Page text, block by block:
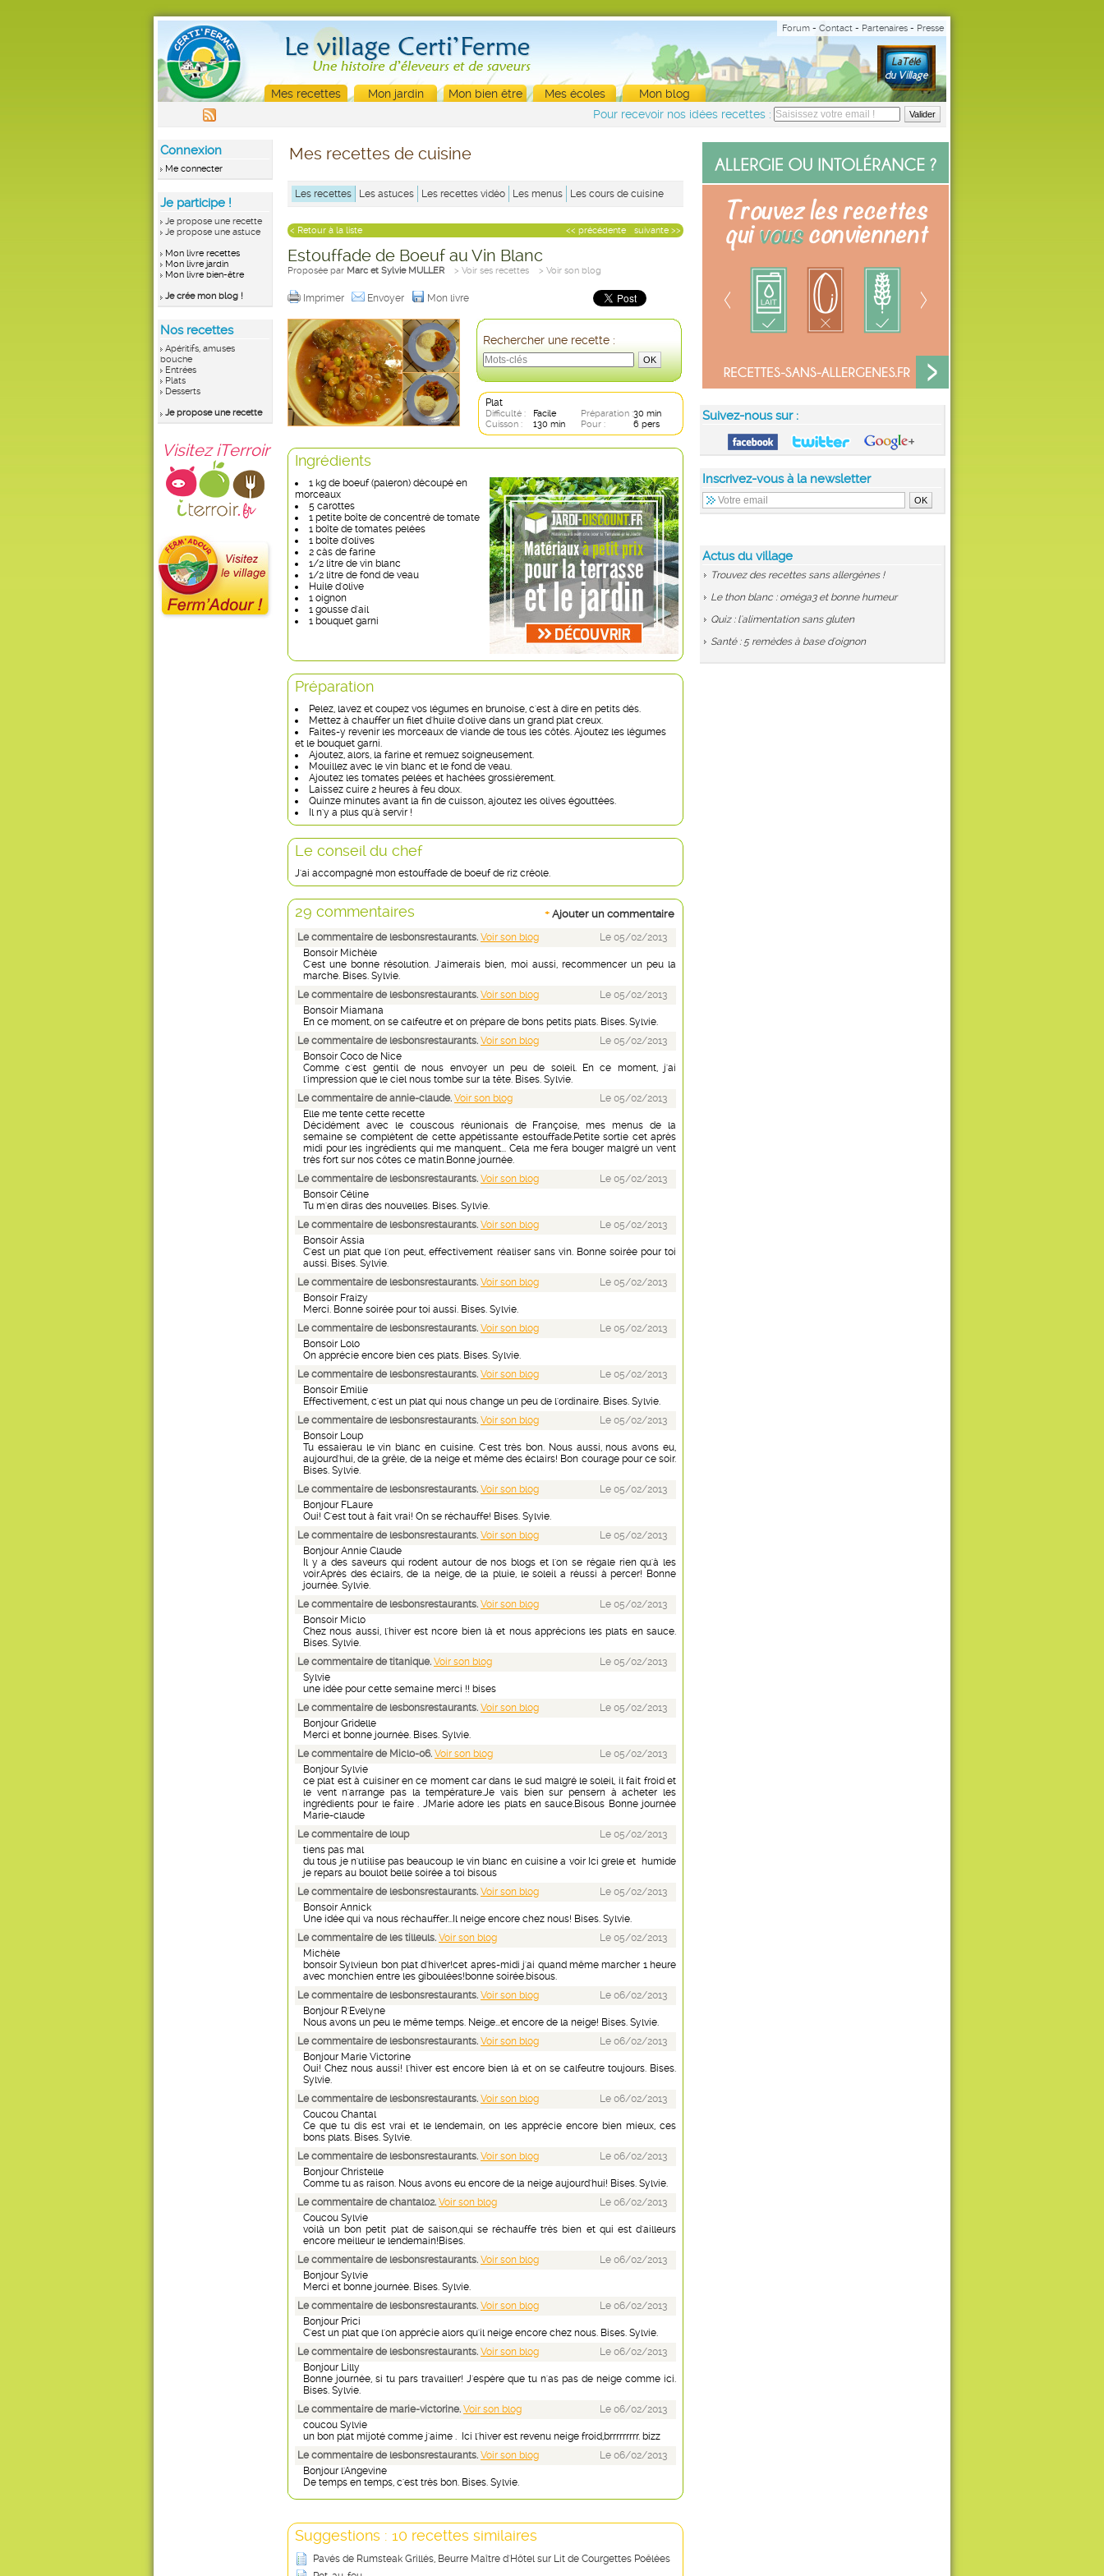
Forum - Contact - Partenaires - Presse
Mes recettes Mon jardin Mon bien être Mes écoles
Mon blog
Pour recevoir nos idées recettes :
Connexion
Me connecter
Je participe !
Je propose une recette
Je propose une astuce
Mon livre recettes
Mon livre jardin
Mon livre bien-être
Je crée mon blog !
Nos recettes
Apéritifs, amuses
bouche
Entrées
Plats
Desserts
Je propose une recette
Visitez iTerroir
Suivez-nous sur :
Inscrivez-vous à la newsletter
Actus du village
Trouvez des recettes sans allergènes !
Le thon blanc : oméga3 et bonne humeur
Quiz : l'alimentation sans gluten
Santé : 5 remèdes à base d'oignon
Mes recettes de cuisine
Les recettes Les astuces Les recettes vidéo Les menus Les cours de cuisine
suivante >>
<< précédente
< Retour à la liste
Estouffade de Boeuf au Vin Blanc
Proposée par Marc et Sylvie MULLER > Voir ses recettes > Voir son blog
Imprimer Envoyer Mon livre
Rechercher une recette :
Plat
Difficulté : Facile Préparation :30 min
Cuisson :
130 min Pour : 6 pers
Ingrédients
1 kg de boeuf (paleron) découpé en
morceaux
5 carottes
1 petite boîte de concentré de tomate
1 boîte de tomates pelées
1 boîte d'olives
2 càs de farine
1/2 litre de vin blanc
1/2 litre de fond de veau
Huile d'olive
1 oignon
1 gousse d'ail
1 bouquet garni
Préparation
Pelez, lavez et coupez vos légumes en brunoise, c'est à dire en petits dés.
Mettez à chauffer un filet d'huile d'olive dans un grand plat creux.
Faites-y revenir les morceaux de viande de tous les côtés. Ajoutez les légumes
et le bouquet garni.
Ajoutez, alors, la farine et remuez soigneusement.
Mouillez avec le vin blanc et le fond de veau.
Ajoutez les tomates pelées et hachées grossièrement.
Laissez cuire 2 heures à feu doux.
Quinze minutes avant la fin de cuisson, ajoutez les olives égouttées.
Il n'y a plus qu'à servir !
Le conseil du chef
J'ai accompagné mon estouffade de boeuf de riz créole.
+ Ajouter un commentaire
29 commentaires
Le commentaire de lesbonsrestaurants. Voir son blog
Le 05/02/2013
Bonsoir Michèle
C'est une bonne résolution. J'aimerais bien, moi aussi, recommencer un peu la
marche. Bises. Sylvie.
Le commentaire de lesbonsrestaurants. Voir son blog
Le 05/02/2013
Bonsoir Miamana
En ce moment, on se calfeutre et on prépare de bons petits plats. Bises. Sylvie.
Le commentaire de lesbonsrestaurants. Voir son blog
Le 05/02/2013
Bonsoir Coco de Nice
Comme c'est gentil de nous envoyer un peu de soleil. En ce moment, j'ai
l'impression que le ciel nous tombe sur la tête. Bises. Sylvie.
Le commentaire de annie-claude. Voir son blog
Le 05/02/2013
Elle me tente cette recette
Décidément avec le couscous réunionais de Françoise, mes menus de la
semaine se complètent de cette appétissante estouffade.Petite sortie cet après
midi pour les ingrédients qui me manquent... Cela me fera bouger malgré un vent
très fort sur nos côtes ce matin.Bonne journée.
Le commentaire de lesbonsrestaurants. Voir son blog
Le 05/02/2013
Bonsoir Céline
Tu m'en diras des nouvelles. Bises. Sylvie.
Le commentaire de lesbonsrestaurants. Voir son blog
Le 05/02/2013
Bonsoir Assia
C'est un plat que l'on peut, effectivement réaliser sans vin. Bonne soirée pour toi
aussi. Bises. Sylvie.
Le commentaire de lesbonsrestaurants. Voir son blog
Le 05/02/2013
Bonsoir Fraizy
Merci. Bonne soirée pour toi aussi. Bises. Sylvie.
Le commentaire de lesbonsrestaurants. Voir son blog
Le 05/02/2013
Bonsoir Lolo
On apprécie encore bien ces plats. Bises. Sylvie.
Le commentaire de lesbonsrestaurants. Voir son blog
Le 05/02/2013
Bonsoir Emilie
Effectivement, c'est un plat qui nous change un peu de l'ordinaire. Bises. Sylvie.
Le commentaire de lesbonsrestaurants. Voir son blog
Le 05/02/2013
Bonsoir Loup
Tu essaierau le vin blanc en cuisine. C'est très bon. Nous aussi, nous avons eu,
aujourd'hui, de la grêle, de la neige et même des éclairs! Bon courage pour ce soir.
Bises. Sylvie.
Le commentaire de lesbonsrestaurants. Voir son blog
Le 05/02/2013
Bonjour FLaure
Oui! C'est tout à fait vrai! On se réchauffe! Bises. Sylvie.
Le commentaire de lesbonsrestaurants. Voir son blog
Le 05/02/2013
Bonjour Annie Claude
Il y a des saveurs qui rodent autour de nos blogs et l'on se régale rien qu'à les
voir.Après des éclairs, de la neige, de la pluie, le soleil a réussi à percer! Bonne
journée. Sylvie.
Le commentaire de lesbonsrestaurants. Voir son blog
Le 05/02/2013
Bonsoir Miclo
Chez nous aussi, l'hiver est ncore bien là et nous apprécions les plats en sauce.
Bises. Sylvie.
Le commentaire de titanique. Voir son blog
Le 05/02/2013
Sylvie
une idée pour cette semaine merci !! bises
Le commentaire de lesbonsrestaurants. Voir son blog
Le 05/02/2013
Bonjour Gridelle
Merci et bonne journée. Bises. Sylvie.
Le commentaire de Miclo-06. Voir son blog
Le 05/02/2013
Bonjour Sylvie
ce plat est à cuisiner en ce moment car dans le sud malgré le soleil, il fait froid et
le vent n'arrange pas la température.Je vais bien sur pensern à acheter les
ingrédients pour le faire . JMarie adore les plats en sauce.Bisous Bonne journée
Marie-claude
Le commentaire de loup
Le 05/02/2013
tiens pas mal
du tous je n'utilise pas beaucoup le vin blanc en cuisine a voir Ici grele et humide
je repars au boulot belle soirée a toi bisous
Le commentaire de lesbonsrestaurants. Voir son blog
Le 05/02/2013
Bonsoir Annick
Une idée qui va nous réchauffer...Il neige encore chez nous! Bises. Sylvie.
Le commentaire de les tilleuls. Voir son blog
Le 05/02/2013
Michèle
bonsoir Sylvieun bon plat d'hiver!cet apres-midi j'ai quand même marcher 1 heure
avec monchien entre les giboulées!bonne soirée.bisous.
Le commentaire de lesbonsrestaurants. Voir son blog
Le 06/02/2013
Bonjour R'Evelyne
Nous avons un peu le même temps. Neige...et encore de la neige! Bises. Sylvie.
Le commentaire de lesbonsrestaurants. Voir son blog
Le 06/02/2013
Bonjour Marie Victorine
Oui! Chez nous aussi! l'hiver est encore bien là et on se calfeutre toujours. Bises.
Sylvie.
Le commentaire de lesbonsrestaurants. Voir son blog
Le 06/02/2013
Coucou Chantal
Ce que tu dis est vrai et le lendemain, on les apprécie encore bien mieux, ces
bons plats. Bises. Sylvie.
Le commentaire de lesbonsrestaurants. Voir son blog
Le 06/02/2013
Bonjour Christelle
Comme tu as raison. Nous avons eu encore de la neige aujourd'hui! Bises. Sylvie.
Le commentaire de chantal02. Voir son blog
Le 06/02/2013
Coucou Sylvie
voilà un bon petit plat de saison,qui se réchauffe très bien et qui est d'ailleurs
encore meilleur le lendemain!Bises.
Le commentaire de lesbonsrestaurants. Voir son blog
Le 06/02/2013
Bonjour Sylvie
Merci et bonne journée. Bises. Sylvie.
Le commentaire de lesbonsrestaurants. Voir son blog
Le 06/02/2013
Bonjour Prici
C'est un plat que l'on apprécie alors qu'il neige encore chez nous. Bises. Sylvie.
Le commentaire de lesbonsrestaurants. Voir son blog
Le 06/02/2013
Bonjour Lilly
Bonne journée, si tu pars travailler! J'espère que tu n'as pas de neige comme ici.
Bises. Sylvie.
Le commentaire de marie-victorine. Voir son blog
Le 06/02/2013
coucou Sylvie
un bon plat mijoté comme j'aime . Ici l'hiver est revenu neige froid,brrrrrrrrr. bizz
Le commentaire de lesbonsrestaurants. Voir son blog
Le 06/02/2013
Bonjour l'Angevine
De temps en temps, c'est très bon. Bises. Sylvie.
Suggestions : 10 recettes similaires
Pavés de Rumsteak Grillés, Beurre Maître d'Hôtel sur Lit de Courgettes Poêlées